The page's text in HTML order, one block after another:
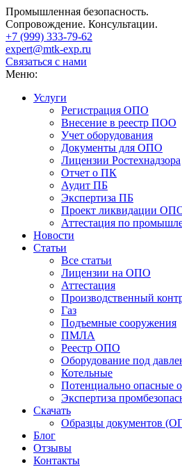
Промышленная безопасность.
Сопровождение. Консультации.
+7 (999) 333-79-62
expert@mtk-exp.ru
Связаться с нами
Меню:
Услуги
Регистрация ОПО
Внесение в реестр ПОО
Учет оборудования
Документы для ОПО
Лицензии Ростехнадзора
Отчет о ПК
Аудит ПБ
Экспертиза ПБ
Проект ликвидации
Аттестация по
Новости
Статьи
Все статьи
Лицензии на ОПО
Аттестация
Производственный
Газ
Подъемные сооружения
ПМЛА
Реестр ОПО
Оборудование под
Котельные
Потенциально опасные
Экспертиза
Скачать
Образцы документов
Блог
Отзывы
Контакты